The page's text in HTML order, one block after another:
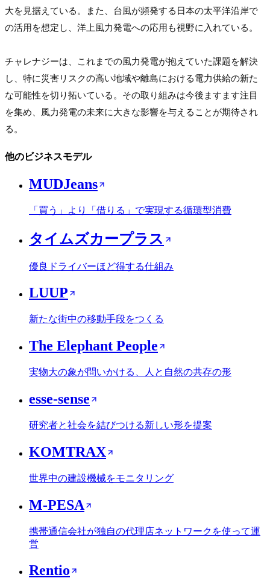
大を見据えている。また、台風が頻発する日本の太平洋沿岸で
の活用を想定し、洋上風力発電への応用も視野に入れている。
チャレナジーは、これまでの風力発電が抱えていた課題を解決
し、特に災害リスクの高い地域や離島における電力供給の新た
な可能性を切り拓いている。その取り組みは今後ますます注目
を集め、風力発電の未来に大きな影響を与えることが期待され
る。
他のビジネスモデル
MUDJeans
「買う」より「借りる」で実現する循環型消費
タイムズカープラス
優良ドライバーほど得する仕組み
LUUP
新たな街中の移動手段をつくる
The Elephant People
実物大の象が問いかける、人と自然の共存の形
esse-sense
研究者と社会を結びつける新しい形を提案
KOMTRAX
世界中の建設機械をモニタリング
M-PESA
携帯通信会社が独自の代理店ネットワークを使って運
営
Rentio